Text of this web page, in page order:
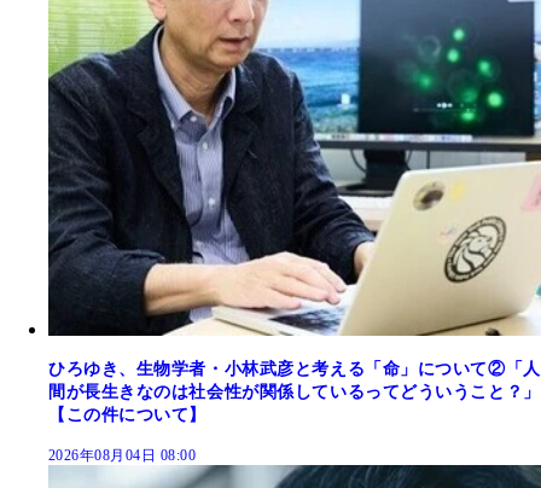
ひろゆき、生物学者・小林武彦と考える「命」について②「人
間が長生きなのは社会性が関係しているってどういうこと？」
【この件について】
2026年08月04日 08:00